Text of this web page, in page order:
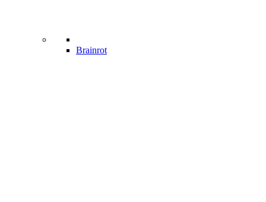
Brainrot